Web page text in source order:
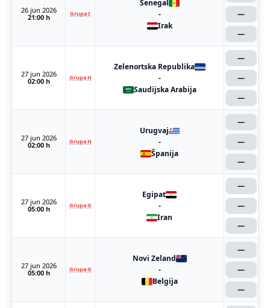
26 jun 2026
21:00 h
Grupa I
Senegal
-
Irak
—
—
27 jun 2026
02:00 h
Grupa H
Zelenortska Republika
-
Saudijska Arabija
—
—
—
27 jun 2026
02:00 h
Grupa H
Urugvaj
-
Španija
—
—
—
27 jun 2026
05:00 h
Grupa G
Egipat
-
Iran
—
—
—
27 jun 2026
05:00 h
Grupa G
Novi Zeland
-
Belgija
—
—
—